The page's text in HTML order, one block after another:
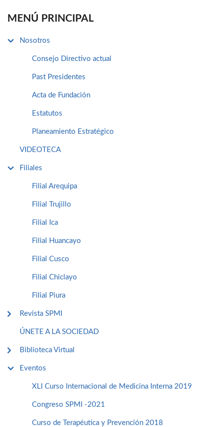
MENÚ PRINCIPAL
Nosotros
Consejo Directivo actual
Past Presidentes
Acta de Fundación
Estatutos
Planeamiento Estratégico
VIDEOTECA
Filiales
Filial Arequipa
Filial Trujillo
Filial Ica
Filial Huancayo
Filial Cusco
Filial Chiclayo
Filial Piura
Revista SPMI
ÚNETE A LA SOCIEDAD
Biblioteca Virtual
Eventos
XLI Curso Internacional de Medicina Interna 2019
Congreso SPMI -2021
Curso de Terapéutica y Prevención 2018